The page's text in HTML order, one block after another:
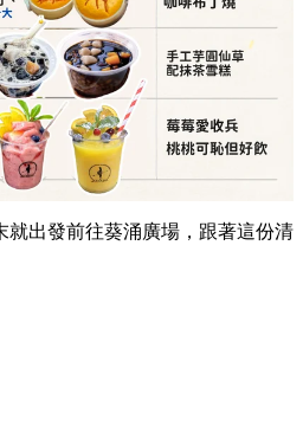
就出發前往葵涌廣場，跟著這份清